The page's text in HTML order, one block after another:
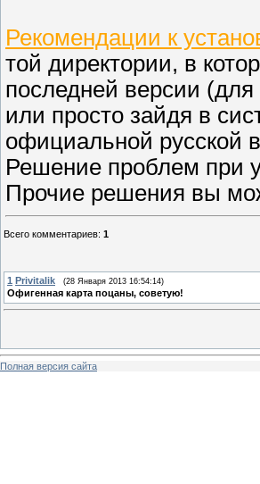
Рекомендации к
той директории, в
последней версии (для
или просто зайдя в
официальной русской
Решение проблем при
Прочие решения вы
Всего комментариев: 1
1 Privitalik (28 Января 2013 16:54:14)
Офигенная карта поцаны, советую!
Полная версия сайта